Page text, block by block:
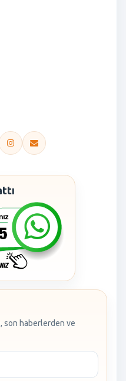
son haberlerden ve